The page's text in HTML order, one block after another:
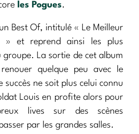
les Pogues.
Best Of, intitulé « Le Meilleur
» et reprend ainsi les plus
groupe. La sortie de cet album
quelque peu avec le
succès ne soit plus celui connu
Louis en profite alors pour
lives sur des scènes
par les grandes salles.